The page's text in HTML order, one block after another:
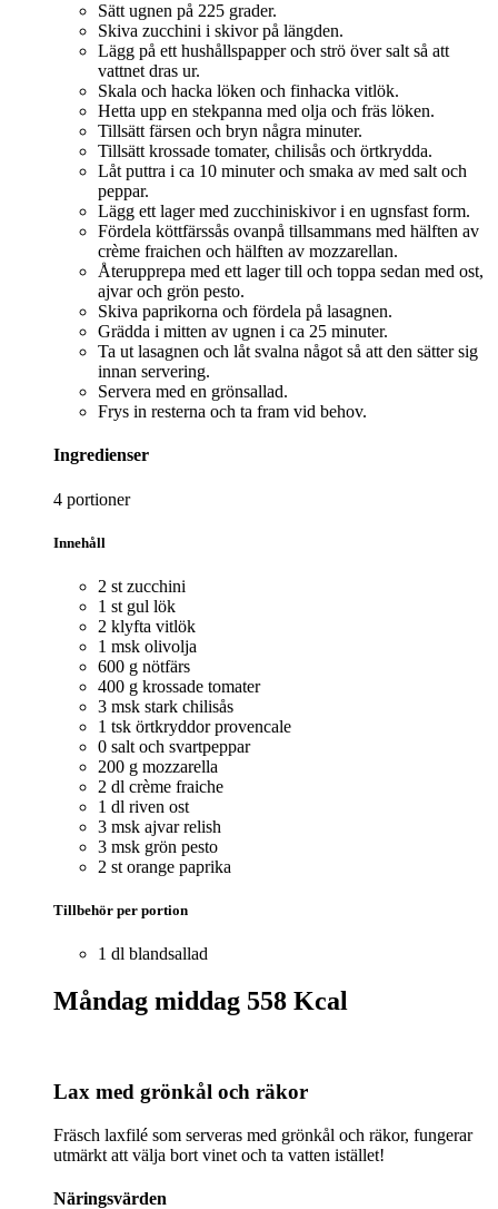
Sätt ugnen på 225 grader.
Skiva zucchini i skivor på längden.
Lägg på ett hushållspapper och strö över salt så att
vattnet dras ur.
Skala och hacka löken och finhacka vitlök.
Hetta upp en stekpanna med olja och fräs löken.
Tillsätt färsen och bryn några minuter.
Tillsätt krossade tomater, chilisås och örtkrydda.
Låt puttra i ca 10 minuter och smaka av med salt och
peppar.
Lägg ett lager med zucchiniskivor i en ugnsfast form.
Fördela köttfärssås ovanpå tillsammans med hälften av
crème fraichen och hälften av mozzarellan.
Återupprepa med ett lager till och toppa sedan med ost,
ajvar och grön pesto.
Skiva paprikorna och fördela på lasagnen.
Grädda i mitten av ugnen i ca 25 minuter.
Ta ut lasagnen och låt svalna något så att den sätter sig
innan servering.
Servera med en grönsallad.
Frys in resterna och ta fram vid behov.
Ingredienser
4 portioner
Innehåll
2 st zucchini
1 st gul lök
2 klyfta vitlök
1 msk olivolja
600 g nötfärs
400 g krossade tomater
3 msk stark chilisås
1 tsk örtkryddor provencale
0 salt och svartpeppar
200 g mozzarella
2 dl crème fraiche
1 dl riven ost
3 msk ajvar relish
3 msk grön pesto
2 st orange paprika
Tillbehör per portion
1 dl blandsallad
Måndag middag 558 Kcal
Lax med grönkål och räkor
Fräsch laxfilé som serveras med grönkål och räkor, fungerar
utmärkt att välja bort vinet och ta vatten istället!
Näringsvärden